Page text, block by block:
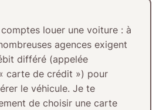
louer une voiture :à
agences exigent
différé(appelée
carte de crédit ») pour
le véhicule. Je te
de choisir une carte